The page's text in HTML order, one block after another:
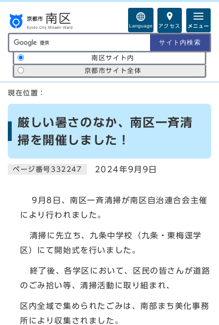
Language アクセス メニュー
サイト内検索の範囲
南区サイト内
京都市サイト全体
ここから本文です
現在位置：
厳しい暑さのなか、南区一斉清
掃を開催しました！
ページ番号332247 2024年9月9日
9月8日、南区一斉清掃が南区自治連合会主催
により行われました。
清掃に先立ち、九条中学校（九条・東梅逕学
区）にて開始式を行いました。
終了後、各学区において、区民の皆さんが道路
のごみ拾い等、清掃活動に取り組まれ、
区内全域で集められたごみは、南部まち美化事務
所により収集されました。